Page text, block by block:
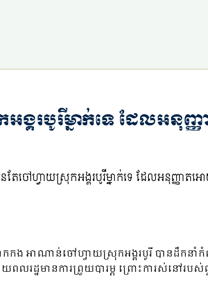
ង្គរបូរីម្នាក់ទេ ដែលអ
កង អាណាន់ចៅហ្វាយស្រុកអង្គរបូរី បានដឹកនាំ
ពលរដ្ឋមានការព្រួយបារម្ភ ព្រោះការស់នៅរប